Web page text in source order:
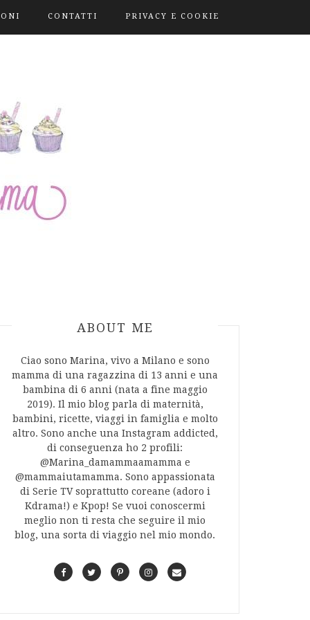
CONTATTI PRIVACY E COOKIE
ABOUT AUTHOR
ABOUT ME
Ciao sono Marina, vivo a Milano e sono
mamma di una ragazzina di 13 anni e una
bambina di 6 anni (nata a fine maggio
2019). Il mio blog parla di maternità,
bambini, ricette, viaggi in famiglia e molto
altro. Sono anche una Instagram addicted,
di conseguenza ho 2 profili:
@Marina_damammaamamma e
@mammaiutamamma. Sono appassionata
di Serie TV soprattutto coreane (adoro i
Kdrama!) e Kpop! Se vuoi conoscermi
meglio non ti resta che seguire il mio
blog, una sorta di viaggio nel mio mondo.
F
T
P
I
C